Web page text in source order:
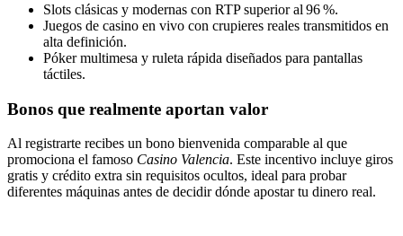
Slots clásicas y modernas con RTP superior al 96 %.
Juegos de casino en vivo con crupieres reales transmitidos en
alta definición.
Póker multimesa y ruleta rápida diseñados para pantallas
táctiles.
Bonos que realmente aportan valor
Al registrarte recibes un bono bienvenida comparable al que
promociona el famoso Casino Valencia. Este incentivo incluye giros
gratis y crédito extra sin requisitos ocultos, ideal para probar
diferentes máquinas antes de decidir dónde apostar tu dinero real.